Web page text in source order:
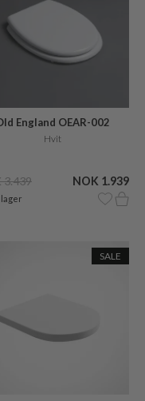
England OEAR-002
toiletsæde
Hvit
3.439 NOK 1.939
lager
SALE